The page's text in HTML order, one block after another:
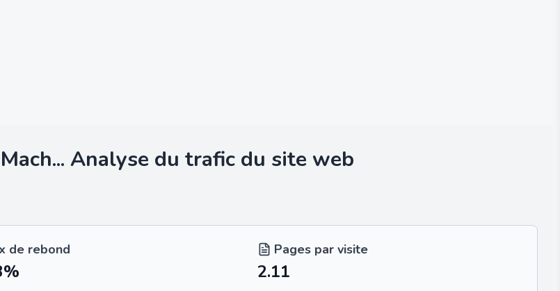
Analyse du trafic du site web
de rebond Pages par visite
2.11